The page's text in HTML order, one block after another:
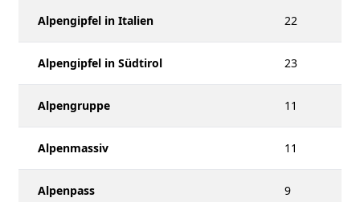
Alpengipfel in Italien 22
Alpengipfel in Südtirol 23
Alpengruppe 11
Alpenmassiv 11
Alpenpass 9